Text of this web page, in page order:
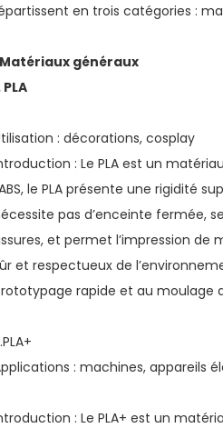
en trois catégories :
Matériaux généraux
PLA
: décorations, cosplay
: Le PLA est un
le PLA présente une rigidité
pas d’enceinte fermée,
et permet l’impression de
et respectueux de
rapide et au moulage
: machines, appareils
: Le PLA+ est un